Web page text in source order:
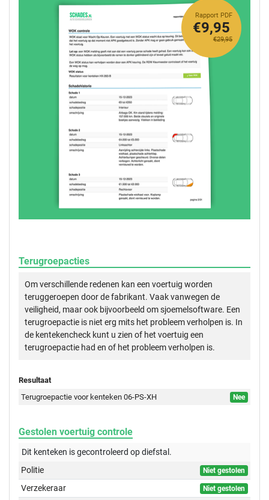
Rapport PDF
€29,95
€9,95
Terugroepacties
Om verschillende redenen kan een voertuig worden
teruggeroepen door de fabrikant. Vaak vanwegen de
veiligheid, maar ook bijvoorbeeld om sjoemelsoftware. Een
terugroepactie is niet erg mits het probleem verholpen is. In
de kentekencheck kunt u zien of het voertuig een
terugroepactie had en of het probleem verholpen is.
Resultaat
Terugroepactie voor kenteken 06-PS-XH
Nee
Gestolen voertuig controle
Dit kenteken is gecontroleerd opdiefstal.
Politie
Niet gestolen
Verzekeraar Niet gestolen